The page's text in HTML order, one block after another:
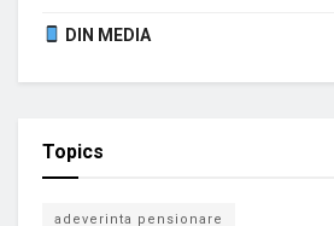
DIN MEDIA
Topics
adeverinta pensionare